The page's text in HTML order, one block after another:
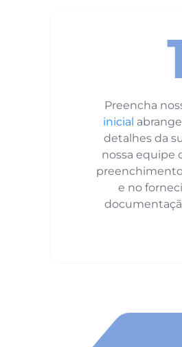
Preencha
inicial
detalhes da
nossa equipe
e no